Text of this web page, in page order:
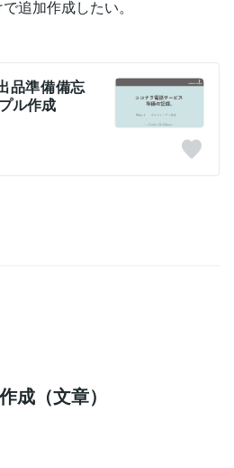
追加作成したい。
品準備備忘
ル作成
成（文章）